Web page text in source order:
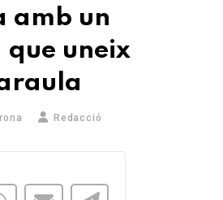
amb un
uneix
Redacció